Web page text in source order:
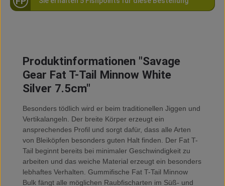
Produktinformationen "Savage
Gear Fat T-Tail Minnow White
Silver 7.5cm"
Besonders tödlich wird er beim traditionellen Jiggen und
Vertikalangeln. Der breite Körper erzeugt ein
ansprechendes Profil und sorgt dafür, dass alle Arten
von Bleiköpfen besonders guten Halt finden. Der Fat T-
Tail beginnt bereits bei minimaler Geschwindigkeit zu
arbeiten und das weiche Material erzeugt ein besonders
lebhaftes Verhalten. Gummifische Fat T-Tail Minnow
Bulk fängt alle möglichen Raubfischarten im Süß- und